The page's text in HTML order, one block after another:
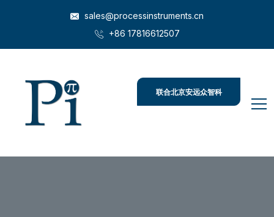
sales@processinstruments.cn
+86 17816612507
联合北京安远众智科